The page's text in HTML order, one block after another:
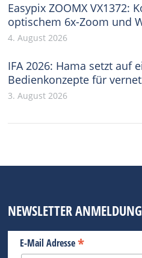
Easypix ZOOMX VX1372:
optischem 6x-Zoom und
4. August 2026
IFA 2026: Hama setzt auf
Bedienkonzepte für
3. August 2026
NEWSLETTER ANMELDUNG
E-Mail Adresse*